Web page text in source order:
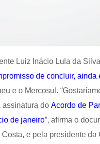
Luiz Inácio Lula da
de concluir, ainda
e o Mercosul.
assinatura doAcordo de
de janeiro”, afirma o
e pela presidente